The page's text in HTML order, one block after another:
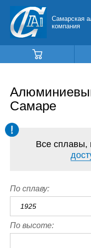
Самарская
компания
Самаре
Все сплавы,
По сплаву:
1925
По высоте: